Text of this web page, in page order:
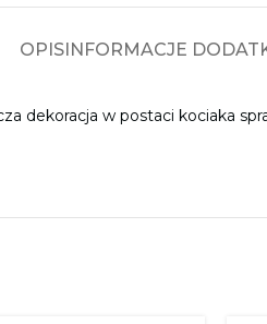
OPISINFORMACJE
dekoracja w postaci kociaka